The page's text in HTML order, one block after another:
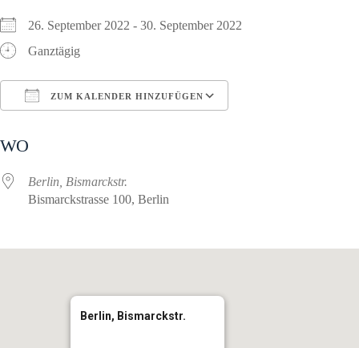
26. September 2022 - 30. September 2022
Ganztägig
ZUM KALENDER HINZUFÜGEN
WO
Berlin, Bismarckstr.
Bismarckstrasse 100, Berlin
Berlin, Bismarckstr.